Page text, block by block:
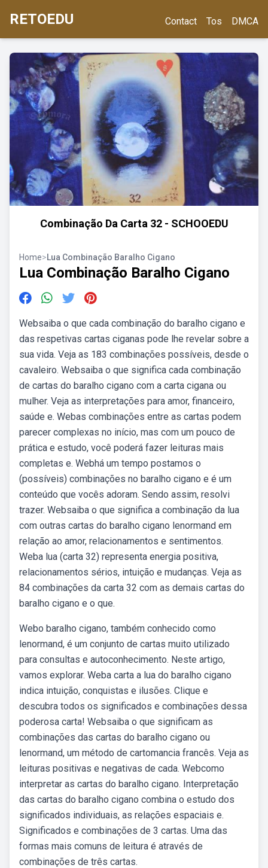
RETOEDU Contact Tos DMCA
Combinação Da Carta 32 - SCHOOEDU
Home>Lua Combinação Baralho Cigano
Lua Combinação Baralho Cigano
Websaiba o que cada combinação do baralho cigano e
das respetivas cartas ciganas pode lhe revelar sobre a
sua vida. Veja as 183 combinações possíveis, desde o
cavaleiro. Websaiba o que significa cada combinação
de cartas do baralho cigano com a carta cigana ou
mulher. Veja as interpretações para amor, financeiro,
saúde e. Webas combinações entre as cartas podem
parecer complexas no início, mas com um pouco de
prática e estudo, você poderá fazer leituras mais
completas e. Webhá um tempo postamos o
(possíveis) combinações no baralho cigano e é um
conteúdo que vocês adoram. Sendo assim, resolvi
trazer. Websaiba o que significa a combinação da lua
com outras cartas do baralho cigano lenormand em
relação ao amor, relacionamentos e sentimentos.
Weba lua (carta 32) representa energia positiva,
relacionamentos sérios, intuição e mudanças. Veja as
84 combinações da carta 32 com as demais cartas do
baralho cigano e o que.
Webo baralho cigano, também conhecido como
lenormand, é um conjunto de cartas muito utilizado
para consultas e autoconhecimento. Neste artigo,
vamos explorar. Weba carta a lua do baralho cigano
indica intuição, conquistas e ilusões. Clique e
descubra todos os significados e combinações dessa
poderosa carta! Websaiba o que significam as
combinações das cartas do baralho cigano ou
lenormand, um método de cartomancia francês. Veja as
leituras positivas e negativas de cada. Webcomo
interpretar as cartas do baralho cigano. Interpretação
das cartas do baralho cigano combina o estudo dos
significados individuais, as relações espaciais e.
Significados e combinações de 3 cartas. Uma das
formas mais comuns de leitura é através de
combinações de três cartas.